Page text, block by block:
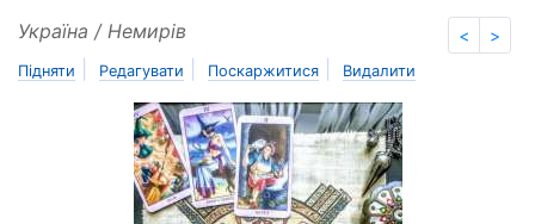
< >
Україна / Немирів
Підняти Редагувати Поскаржитися Видалити